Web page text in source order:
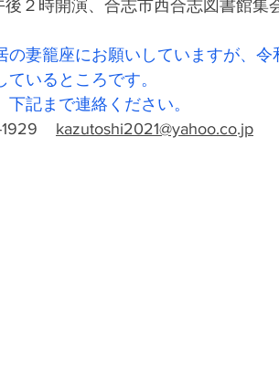
２時開演、合志市西合志図書館集
妻籠座にお願いしていますが、令
いるところです。
記まで連絡ください。
kazutoshi2021@yahoo.co.jp